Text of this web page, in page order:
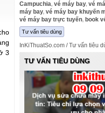
3
Campuchia, vé máy bay, vé
máy bay, vé máy bay khuyến
vé máy bay trực tuyến, book
Tư vấn tiêu dùng
InKiThuatSo.com / Tư vấn tiêu
TƯ VẤN TIÊU DÙNG